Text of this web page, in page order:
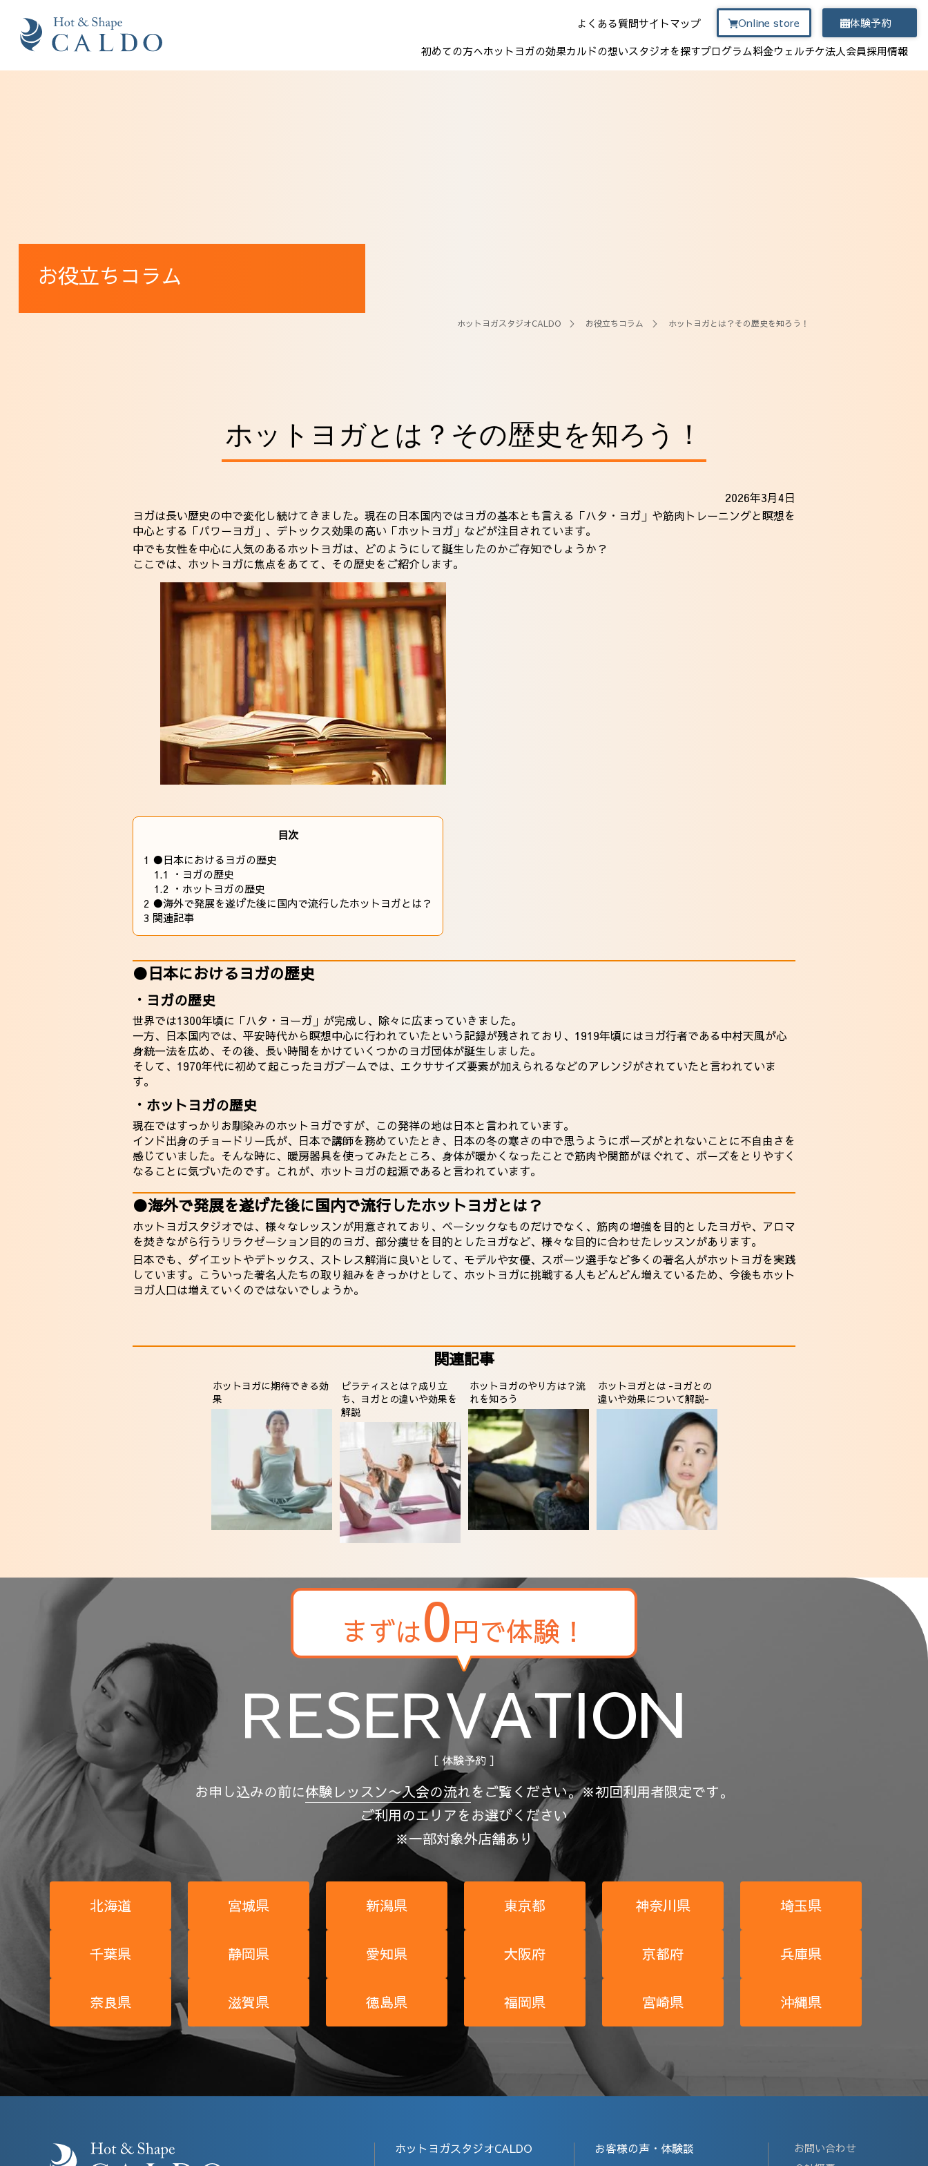
よくある質問サイトマップ
初めての方へホットヨガの効果カルドの想いスタジオを探すプログラム料金ウェルチケ法人会員採用情報
お役立ちコラム
ホットヨガスタジオCALDO ＞ お役立ちコラム ＞ ホットヨガとは？その歴史を知ろう！
ホットヨガとは？その歴史を知ろう！
2026年3月4日
ヨガは長い歴史の中で変化し続けてきました。現在の日本国内ではヨガの基本とも言える「ハタ・ヨガ」や筋肉トレーニングと瞑想を
中心とする「パワーヨガ」、デトックス効果の高い「ホットヨガ」などが注目されています。
中でも女性を中心に人気のあるホットヨガは、どのようにして誕生したのかご存知でしょうか？
ここでは、ホットヨガに焦点をあてて、その歴史をご紹介します。
目次
1 ●日本におけるヨガの歴史
1.1
・ヨガの歴史
1.2 ・ホットヨガの歴史
2 ●海外で発展を遂げた後に国内で流行したホットヨガとは？
3 関連記事
●日本におけるヨガの歴史
・ヨガの歴史
世界では1300年頃に「ハタ・ヨーガ」が完成し、除々に広まっていきました。
一方、日本国内では、平安時代から瞑想中心に行われていたという記録が残されており、1919年頃にはヨガ行者である中村天風が心
身統一法を広め、その後、長い時間をかけていくつかのヨガ団体が誕生しました。
そして、1970年代に初めて起こったヨガブームでは、エクササイズ要素が加えられるなどのアレンジがされていたと言われていま
す。
・ホットヨガの歴史
現在ではすっかりお馴染みのホットヨガですが、この発祥の地は日本と言われています。
インド出身のチョードリー氏が、日本で講師を務めていたとき、日本の冬の寒さの中で思うようにポーズがとれないことに不自由さを
感じていました。そんな時に、暖房器具を使ってみたところ、身体が暖かくなったことで筋肉や関節がほぐれて、ポーズをとりやすく
なることに気づいたのです。これが、ホットヨガの起源であると言われています。
●海外で発展を遂げた後に国内で流行したホットヨガとは？
ホットヨガスタジオでは、様々なレッスンが用意されており、ベーシックなものだけでなく、筋肉の増強を目的としたヨガや、アロマ
を焚きながら行うリラクゼーション目的のヨガ、部分痩せを目的としたヨガなど、様々な目的に合わせたレッスンがあります。
日本でも、ダイエットやデトックス、ストレス解消に良いとして、モデルや女優、スポーツ選手など多くの著名人がホットヨガを実践
しています。こういった著名人たちの取り組みをきっかけとして、ホットヨガに挑戦する人もどんどん増えているため、今後もホット
ヨガ人口は増えていくのではないでしょうか。
関連記事
ホットヨガに期待できる効
果
ピラティスとは？成り立
ち、ヨガとの違いや効果を
解説
ホットヨガのやり方は？流
れを知ろう
ホットヨガとは -ヨガとの
違いや効果について解説-
まずは0円で体験！
RESERVATION
［ 体験予約 ］
お申し込みの前に体験レッスン〜入会の流れをご覧ください。※初回利用者限定です。
ご利用のエリアをお選びください
※一部対象外店舗あり
北海道 宮城県 新潟県 東京都 神奈川県 埼玉県
千葉県 静岡県 愛知県 大阪府 京都府 兵庫県
奈良県 滋賀県 徳島県 福岡県 宮崎県 沖縄県
Online store 体験予約
ホットヨガスタジオCALDO お客様の声・体験談
お問い合わせ